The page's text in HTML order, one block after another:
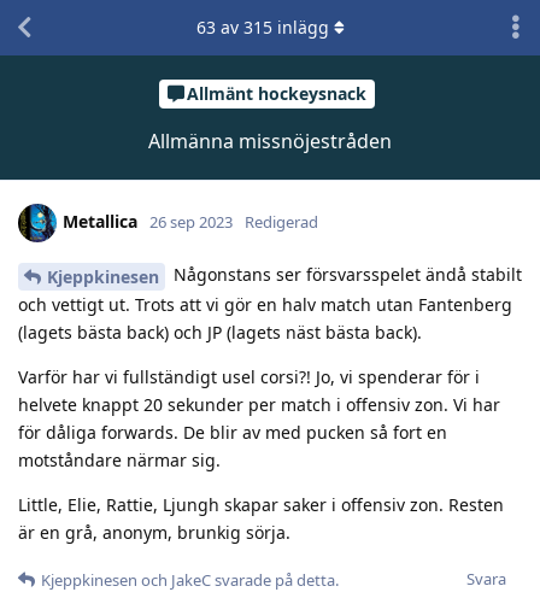
Allmänt hockeysnack
Allmänna missnöjestråden
63av 315inlägg
Metallica 26 sep 2023 Redigerad
Kjeppkinesen
Någonstans ser försvarsspelet ändå stabilt
och vettigt ut. Trots att vi gör en halv match utan Fantenberg
(lagets bästa back) och JP (lagets näst bästa back).
Varför har vi fullständigt usel corsi?! Jo, vi spenderar för i
helvete knappt 20 sekunder per match i offensiv zon. Vi har
för dåliga forwards. De blir av med pucken så fort en
motståndare närmar sig.
Little, Elie, Rattie, Ljungh skapar saker i offensiv zon. Resten
är en grå, anonym, brunkig sörja.
Svara
Kjeppkinesen och JakeCsvarade på detta.